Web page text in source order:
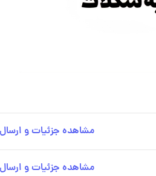
مشاهده جزئیات و
مشاهده جزئیات و